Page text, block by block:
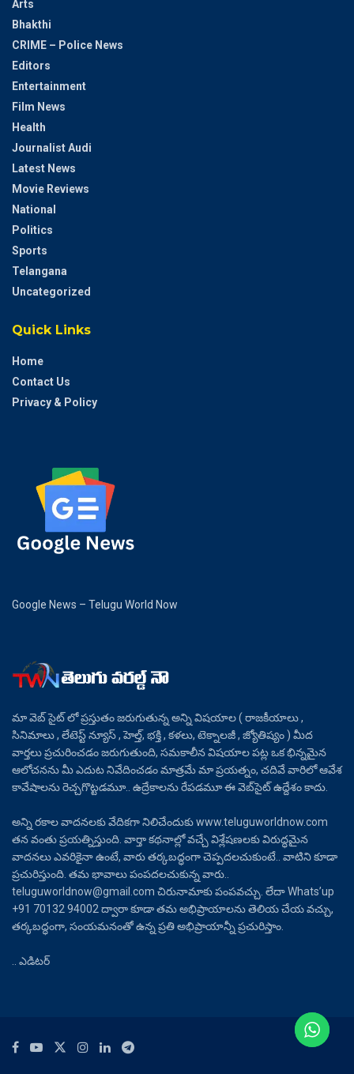
Arts
Bhakthi
CRIME – Police News
Editors
Entertainment
Film News
Health
Journalist Audi
Latest News
Movie Reviews
National
Politics
Sports
Telangana
Uncategorized
Quick Links
Home
Contact Us
Privacy & Policy
Google News – Telugu World Now
మా వెబ్ సైట్ లో ప్రస్తుతం జరుగుతున్న అన్ని విషయాల ( రాజకీయాలు ,
సినిమాలు , లేటెస్ట్ న్యూస్ , హెల్త్, భక్తి , కళలు, టెక్నాలజీ , జ్యోతిష్యం ) మీద
వార్తలు ప్రచురించడం జరుగుతుంది, సమకాలీన విషయాల పట్ల ఒక భిన్నమైన
ఆలోచనను మీ ఎదుట నివేదించడం మాత్రమే మా ప్రయత్నం, చదివే వారిలో ఆవేశ
కావేషాలను రెచ్చగొట్టడమూ.. ఉద్రేకాలను రేపడమూ ఈ వెబ్‌సైట్ ఉద్దేశం కాదు.
అన్ని రకాల వాదనలకు వేదికగా నిలిచేందుకు www.teluguworldnow.com
తన వంతు ప్రయత్నిస్తుంది. వార్తా కథనాల్లో వచ్చే విశ్లేషణలకు విరుద్ధమైన
వాదనలు ఎవరికైనా ఉంటే, వారు తర్కబద్ధంగా చెప్పదలచుకుంటే.. వాటిని కూడా
ప్రచురిస్తుంది. తమ భావాలు పంపదలచుకున్న వారు..
teluguworldnow@gmail.com చిరునామాకు పంపవచ్చు. లేదా Whats’up
+91 70132 94002 ద్వారా కూడా తమ అభిప్రాయాలను తెలియ చేయ వచ్చు,
తర్కబద్ధంగా, సంయమనంతో ఉన్న ప్రతి అభిప్రాయాన్నీ ప్రచురిస్తాం.
.. ఎడిటర్